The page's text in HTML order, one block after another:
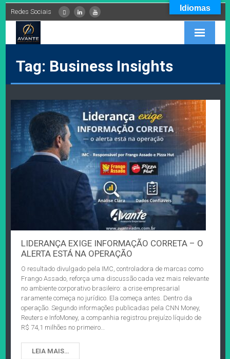
Redes Sociais
EMPRESA
PARCEIROS
CONTEÚDOS
FALE CONOSCO
Tag: Business Insights
LIDERANÇA EXIGE INFORMAÇÃO CORRETA – O
ALERTA ESTÁ NA OPERAÇÃO
O resultado divulgado pela IMC, controladora de marcas como
Frango Assado, reforça uma discussão cada vez mais relevante
no ambiente corporativo brasileiro: a crise empresarial
raramente começa no jurídico. Ela começa antes. Dentro da
operação. Segundo informações publicadas pela CNN Money,
Reuters e InfoMoney, a companhia registrou prejuízo líquido de
R$ 74,1 milhões no primeiro…
LEIA MAIS…
Idiomas